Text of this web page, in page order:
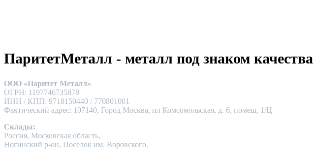
ПаритетМеталл - металл под знаком качества
ООО «Паритет Металл»
ОГРН: 1197746735878
ИНН / КПП: 9718150440 / 770801001
Фактический адрес: 107140, Город Москва, пл Комсомольская, д. 6, помещ. 1/Ц
Склады:
Россия, Московская область,
Ногинский р-он, Поселок им. Воровского.